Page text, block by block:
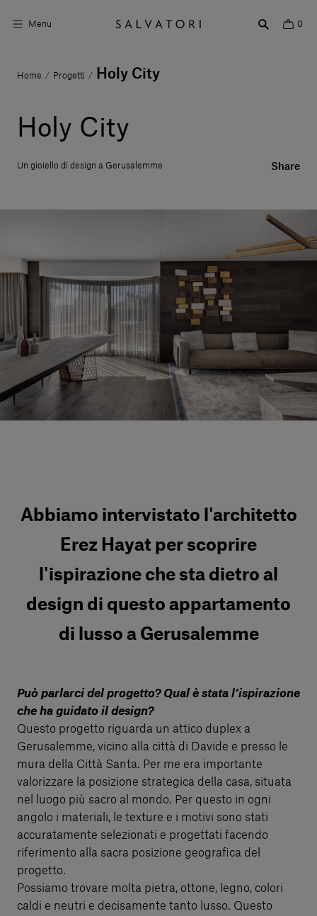
Menu 0
Superfici
Arredo casa
Vieni a trovarci
Servizi al cliente
Accedi
Home / Progetti / Holy City
Holy City
Un gioiello di design a Gerusalemme Share
Abbiamo intervistato l'architetto
Erez Hayat per scoprire
l'ispirazione che sta dietro al
design di questo appartamento
di lusso a Gerusalemme
Può parlarci del progetto? Qual è stata l’ispirazione
che ha guidato il design?
Questo progetto riguarda un attico duplex a
Gerusalemme, vicino alla città di Davide e presso le
mura della Città Santa. Per me era importante
valorizzare la posizione strategica della casa, situata
nel luogo più sacro al mondo. Per questo in ogni
angolo i materiali, le texture e i motivi sono stati
accuratamente selezionati e progettati facendo
riferimento alla sacra posizione geografica del
progetto.
Possiamo trovare molta pietra, ottone, legno, colori
caldi e neutri e decisamente tanto lusso. Questo